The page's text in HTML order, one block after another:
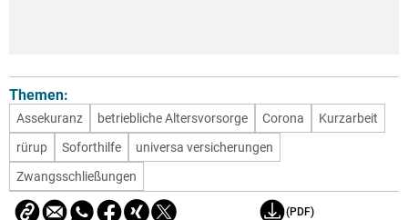
Themen:
Assekuranz betriebliche Altersvorsorge Corona
Kurzarbeit
rürup
Soforthilfe
universa versicherungen
Zwangsschließungen
(PDF)